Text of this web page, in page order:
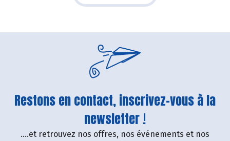
Restons en contact, inscrivez-vous à la
newsletter !
....et retrouvez nos offres, nos événements et nos